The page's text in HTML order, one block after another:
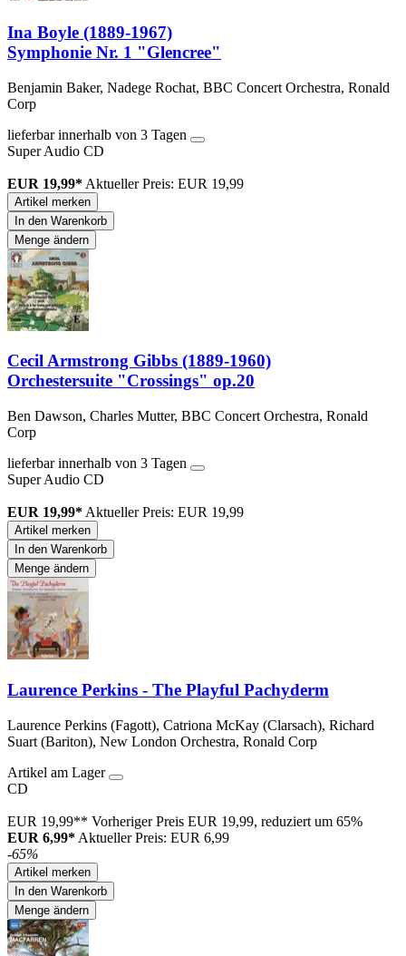
Ina Boyle (1889-1967)
Symphonie Nr. 1 "Glencree"
Benjamin Baker, Nadege Rochat, BBC Concert Orchestra, Ronald
Corp
lieferbar innerhalb von 3 Tagen
Super Audio CD
EUR 19,99* Aktueller Preis: EUR 19,99
Artikel merken
In den Warenkorb
Menge ändern
Cecil Armstrong Gibbs (1889-1960)
Orchestersuite "Crossings" op.20
Ben Dawson, Charles Mutter, BBC Concert Orchestra, Ronald
Corp
lieferbar innerhalb von 3 Tagen
Super Audio CD
EUR 19,99* Aktueller Preis: EUR 19,99
Artikel merken
In den Warenkorb
Menge ändern
Laurence Perkins - The Playful Pachyderm
Laurence Perkins (Fagott), Catriona McKay (Clarsach), Richard
Suart (Bariton), New London Orchestra, Ronald Corp
Artikel am Lager
CD
EUR 19,99** Vorheriger Preis EUR 19,99, reduziert um 65%
EUR 6,99* Aktueller Preis: EUR 6,99
-65%
Artikel merken
In den Warenkorb
Menge ändern